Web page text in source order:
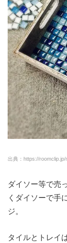
出典：https://
ダイソー等で売
くダイソーで手
ジ。
タイルとトレイ